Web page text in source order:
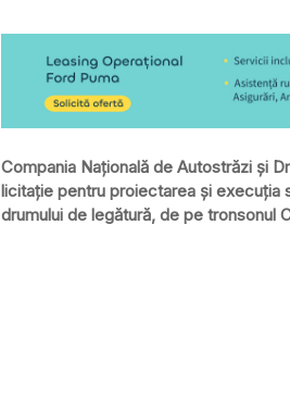
Compania Naţională de Autostrăzi şi
licitaţie pentru proiectarea şi execuţia
drumului de legătură, de pe tronsonul